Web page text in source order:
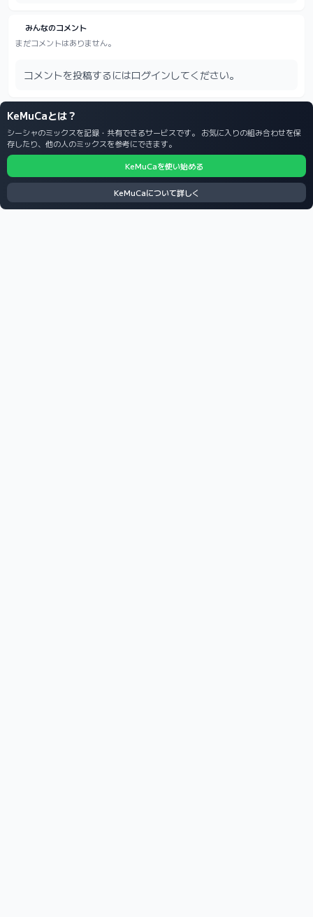
みんなのコメント
まだコメントはありません。
コメントを投稿するにはログインしてください。
KeMuCaとは？
シーシャのミックスを記録・共有できるサービスです。 お気に入りの組み合わせを保
存したり、他の人のミックスを参考にできます。
KeMuCaを使い始める
KeMuCaについて詳しく